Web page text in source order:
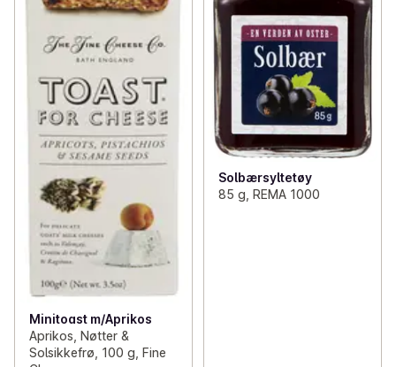
Minitoast m/Aprikos
Aprikos, Nøtter &
Solsikkefrø, 100 g, Fine
Solbærsyltetøy
85 g, REMA 1000